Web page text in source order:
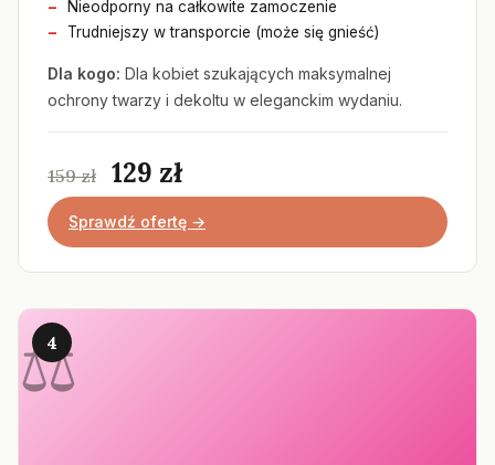
Nieodporny na całkowite zamoczenie
Trudniejszy w transporcie (może się gnieść)
Dla kogo: Dla kobiet szukających maksymalnej
ochrony twarzy i dekoltu w eleganckim wydaniu.
159 zł 129 zł
Sprawdź ofertę →
4